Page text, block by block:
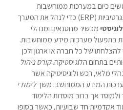
כיום במערכות ממוחשבות
שמוגדרות כמערכות מידע אינגרטיביות (ERP) כדי לנהל את המערך
מכשיר מחסנאים ומנהלי
בתפעול מערכות מידע ממוחשבות.
של כל חברה או ארגון ולכן
בתחום הלוגיסטיקה.קורס ניהול
מלאי, רכש ולוגיסיטיקה אשר
המידע הממוחשב. משךלימודי
אך ברוב מוסדות הלימוד
80 שעות לימוד אקדמיות חד שבועיות, כאשר בסופו